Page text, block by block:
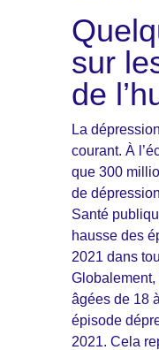
sur
de
La
courant. À
que 300
de
Santé
hausse des
2021 dans
âgées de 18
épisode
2021. Cela